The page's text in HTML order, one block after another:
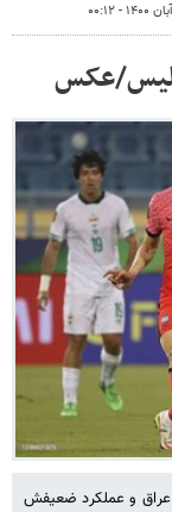
عکس
عراق و عملکرد ضعیفش